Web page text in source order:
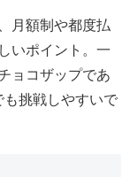
月額制や都度払
いポイント。一
ョコザップであ
挑戦しやすいで